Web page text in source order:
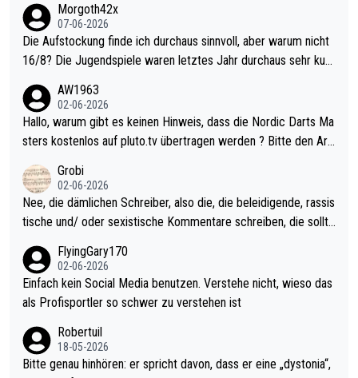
Morgoth42x
07-06-2026
Die Aufstockung finde ich durchaus sinnvoll, aber warum nicht
16/8? Die Jugendspiele waren letztes Jahr durchaus sehr kurz
Allerdings ist Mitchell Lawrie als Nummer 1 der Welt eh qualifi
ziert. Somit ändert die automatische Qualifikation des Weltmei
sters erstmal nichts. Ich denke sie wollen damit für nächstes J
ohl wenig WDF Turniere spielen. Dies war bei Archie Self letzt
es Jahr der Fall. Er musste als amtierender Weltmeister durch
den Qualifier und ich glaube kaum, dass Mitchel sich das (in Ve
gas) antun würde, wenn er doch eigentlich die PDC-WM als Zi
el hat.
AW1963
02-06-2026
Hallo, warum gibt es keinen Hinweis, dass die Nordic Darts Ma
sters kostenlos auf pluto.tv übertragen werden ? Bitte den Arti
Grobi
02-06-2026
Nee, die dämlichen Schreiber, also die, die beleidigende, rassis
tische und/ oder sexistische Kommentare schreiben, die sollte
s Leben in den Griff kriegen. Nur eins wundert mich: Luke Little
r war doch neulich erst derjenige, der über Social Media GvV p
rovoziert hat. Und Littlers Mutter schießt öfters mal gegen Ric
FlyingGary170
02-06-2026
Einfach kein Social Media benutzen. Verstehe nicht, wieso das
als Profisportler so schwer zu verstehen ist
Robertuil
18-05-2026
Bitte genau hinhören: er spricht davon, dass er eine „dystonia“,